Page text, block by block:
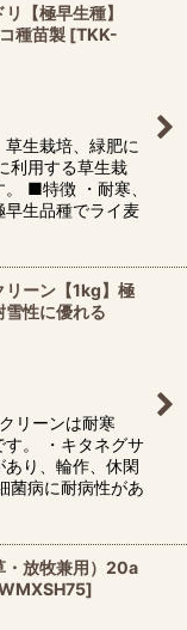
【極早生種】
種苗製 [TKK-
生栽培、緑肥に
利用する草生栽
■特徴 ・耐寒、
生品種でライ麦
リーン【1kg】極
性に優れる
リーンは耐寒
。 ・キタネグサ
り、輪作、休閑
菌病に耐病性があ
・放牧兼用）20a
]